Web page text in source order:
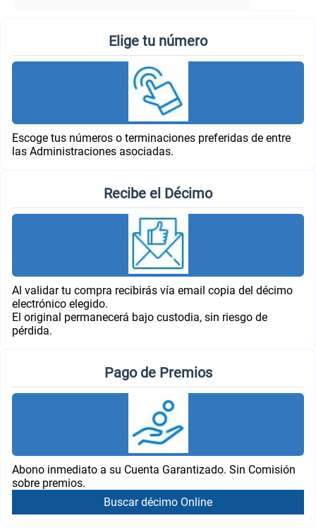
Elige tu número
Escoge tus números o terminaciones preferidas de entre
las Administraciones asociadas.
Recibe el Décimo
Al validar tu compra recibirás vía email copia del décimo
electrónico elegido.
El original permanecerá bajo custodia, sin riesgo de
pérdida.
Pago de Premios
Abono inmediato a su Cuenta Garantizado. Sin Comisión
sobre premios.
Buscar décimo Online